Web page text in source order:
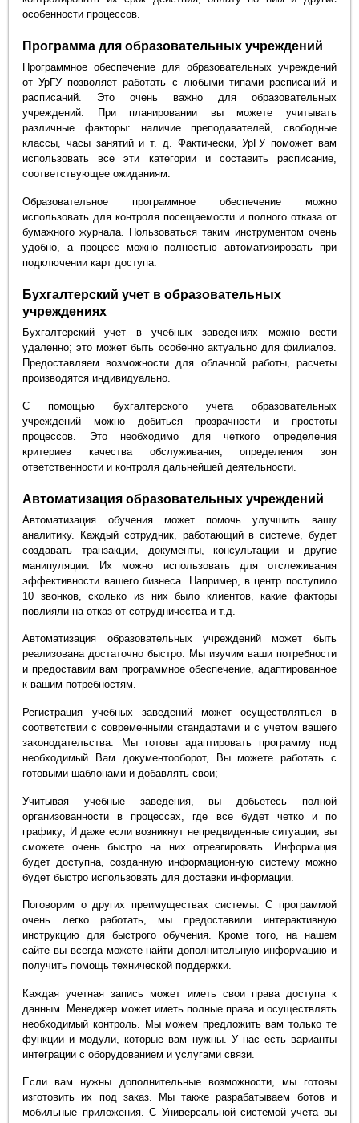
особенности процессов.
Программа для образовательных учреждений
Программное обеспечение для образовательных учреждений
от УрГУ позволяет работать с любыми типами расписаний и
расписаний. Это очень важно для образовательных
учреждений. При планировании вы можете учитывать
различные факторы: наличие преподавателей, свободные
классы, часы занятий и т. д. Фактически, УрГУ поможет вам
использовать все эти категории и составить расписание,
соответствующее ожиданиям.
Образовательное программное обеспечение можно
использовать для контроля посещаемости и полного отказа от
бумажного журнала. Пользоваться таким инструментом очень
удобно, а процесс можно полностью автоматизировать при
подключении карт доступа.
Бухгалтерский учет в образовательных
учреждениях
Бухгалтерский учет в учебных заведениях можно вести
удаленно; это может быть особенно актуально для филиалов.
Предоставляем возможности для облачной работы, расчеты
производятся индивидуально.
С помощью бухгалтерского учета образовательных
учреждений можно добиться прозрачности и простоты
процессов. Это необходимо для четкого определения
критериев качества обслуживания, определения зон
ответственности и контроля дальнейшей деятельности.
Автоматизация образовательных учреждений
Автоматизация обучения может помочь улучшить вашу
аналитику. Каждый сотрудник, работающий в системе, будет
создавать транзакции, документы, консультации и другие
манипуляции. Их можно использовать для отслеживания
эффективности вашего бизнеса. Например, в центр поступило
10 звонков, сколько из них было клиентов, какие факторы
повлияли на отказ от сотрудничества и т.д.
Автоматизация образовательных учреждений может быть
реализована достаточно быстро. Мы изучим ваши потребности
и предоставим вам программное обеспечение, адаптированное
к вашим потребностям.
Регистрация учебных заведений может осуществляться в
соответствии с современными стандартами и с учетом вашего
законодательства. Мы готовы адаптировать программу под
необходимый Вам документооборот, Вы можете работать с
готовыми шаблонами и добавлять свои;
Учитывая учебные заведения, вы добьетесь полной
организованности в процессах, где все будет четко и по
графику; И даже если возникнут непредвиденные ситуации, вы
сможете очень быстро на них отреагировать. Информация
будет доступна, созданную информационную систему можно
будет быстро использовать для доставки информации.
Поговорим о других преимуществах системы. С программой
очень легко работать, мы предоставили интерактивную
инструкцию для быстрого обучения. Кроме того, на нашем
сайте вы всегда можете найти дополнительную информацию и
получить помощь технической поддержки.
Каждая учетная запись может иметь свои права доступа к
данным. Менеджер может иметь полные права и осуществлять
необходимый контроль. Мы можем предложить вам только те
функции и модули, которые вам нужны. У нас есть варианты
интеграции с оборудованием и услугами связи.
Если вам нужны дополнительные возможности, мы готовы
изготовить их под заказ. Мы также разрабатываем ботов и
мобильные приложения. С Универсальной системой учета вы